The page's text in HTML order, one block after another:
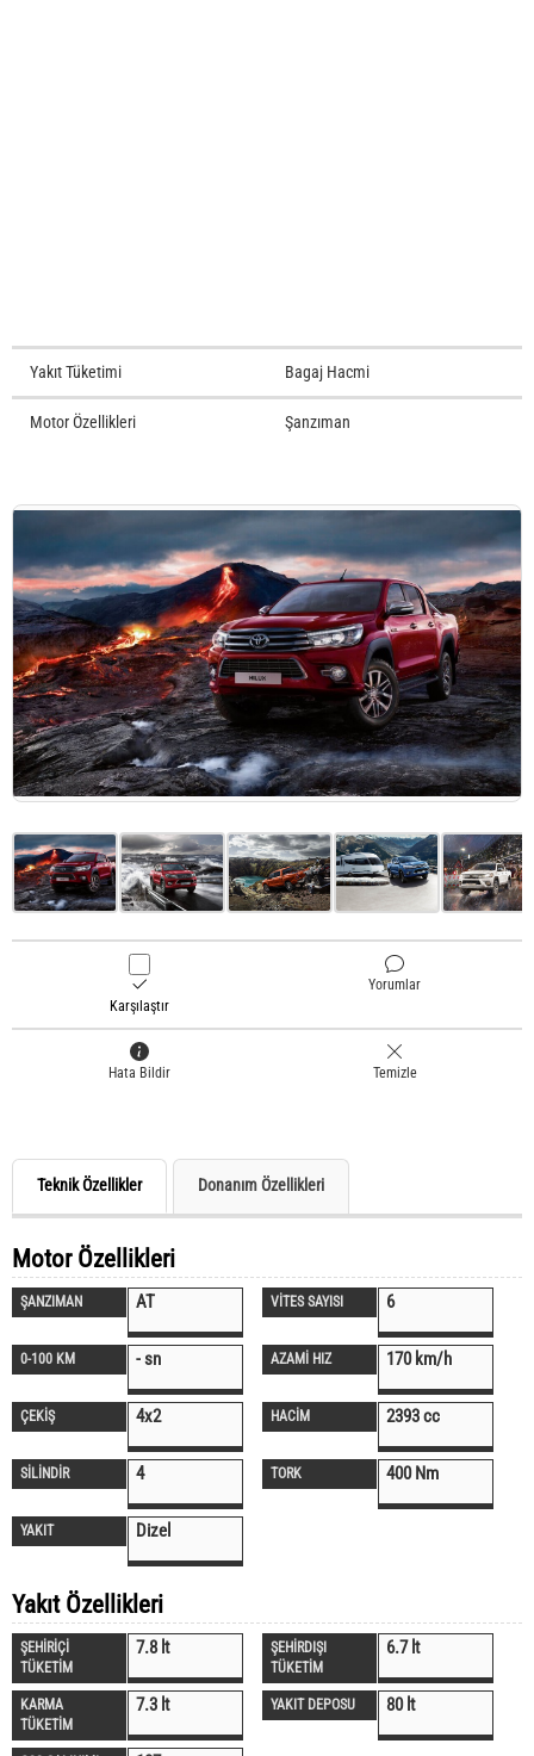
Yakıt Tüketimi Bagaj Hacmi
Motor Özellikleri Şanzıman
Karşılaştır
Yorumlar
Hata Bildir Temizle
Teknik Özellikler Donanım Özellikleri
Motor Özellikleri
ŞANZIMAN AT VİTES SAYISI 6
0-100 KM - sn AZAMİ HIZ 170 km/h
ÇEKİŞ 4x2 HACİM 2393 cc
SİLİNDİR 4 TORK 400 Nm
YAKIT Dizel
Yakıt Özellikleri
ŞEHİRİÇİ
TÜKETİM
7.8 lt
ŞEHİRDIŞI
TÜKETİM
6.7 lt
KARMA
TÜKETİM
7.3 lt YAKIT DEPOSU 80 lt